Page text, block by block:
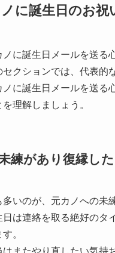
に誕生日のお祝
ノに誕生日メールを送る
セクションでは、代表的
ノに誕生日メールを送る
を理解しましょう。
練があり復縁し
多いのが、元カノへの未
日は連絡を取る絶好のタ
。
はまたやり直したい気持